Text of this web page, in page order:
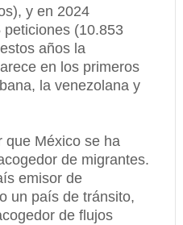
y en 2024
(10.853
años la
en los primeros
la venezolana y
que México se ha
de migrantes.
emisor de
un país de tránsito,
de flujos